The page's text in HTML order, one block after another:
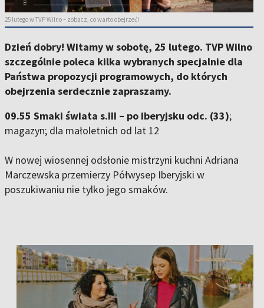
25 lutego w TVP Wilno – zobacz, co warto obejrzeć!
Dzień dobry! Witamy w sobotę, 25 lutego. TVP Wilno
szczególnie poleca kilka wybranych specjalnie dla
Państwa propozycji programowych, do których
obejrzenia serdecznie zapraszamy.
09.55 Smaki świata s.III – po iberyjsku odc. (33);
magazyn; dla małoletnich od lat 12
W nowej wiosennej odsłonie mistrzyni kuchni Adriana
Marczewska przemierzy Półwysep Iberyjski w
poszukiwaniu nie tylko jego smaków.